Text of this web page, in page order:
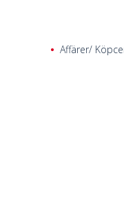
Affärer/